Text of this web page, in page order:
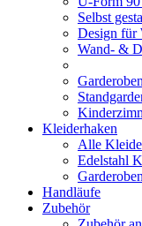
Selbst
Design für
Wand- &
Kleiderhaken
Alle
Edelstahl
Handläufe
Zubehör